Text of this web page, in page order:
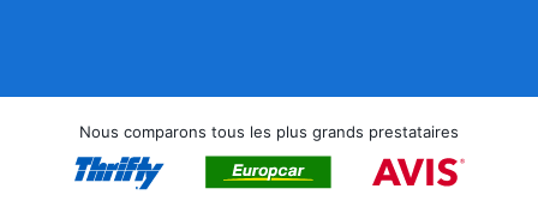
Nous comparons tous les plus grands prestataires